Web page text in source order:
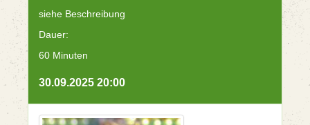
siehe Beschreibung
Dauer:
60 Minuten
30.09.2025 20:00